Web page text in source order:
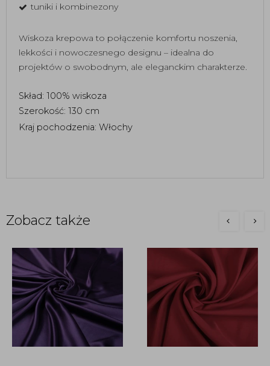
tuniki i kombinezony
Wiskoza krepowa to połączenie komfortu noszenia,
lekkości i nowoczesnego designu – idealna do
projektów o swobodnym, ale eleganckim charakterze.
Skład: 100% wiskoza
Szerokość: 130 cm
Kraj pochodzenia: Włochy
Zobacz także